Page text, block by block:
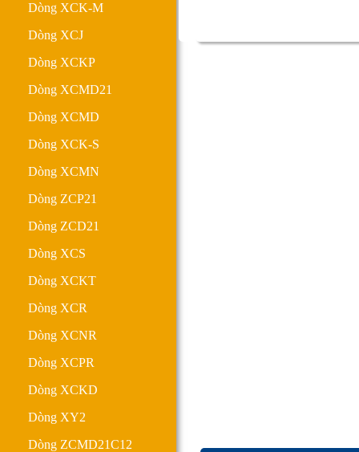
Dòng XCK-M
Dòng XCJ
Dòng XCKP
Dòng XCMD21
Dòng XCMD
Dòng XCK-S
Dòng XCMN
Dòng ZCP21
Dòng ZCD21
Dòng XCS
Dòng XCKT
Dòng XCR
Dòng XCNR
Dòng XCPR
Dòng XCKD
Dòng XY2
Dòng ZCMD21C12